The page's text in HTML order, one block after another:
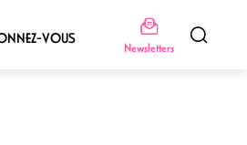
VOUS
Newsletters